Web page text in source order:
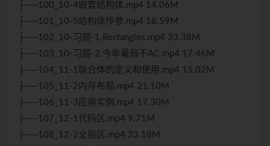
├──100_10-4嵌套结构体.mp4 14.06M
├──101_10-5结构体传参.mp4 18.59M
├──102_10-习题-1.Rectangles.mp4 33.38M
├──103_10-习题-2.今年暑假不AC.mp4 17.46M
├──104_11-1联合体的定义和使用.mp4 15.02M
├──105_11-2内存布局.mp4 21.10M
├──106_11-3应用实例.mp4 17.30M
├──107_12-1代码区.mp4 9.71M
├──108_12-2全局区.mp4 23.18M